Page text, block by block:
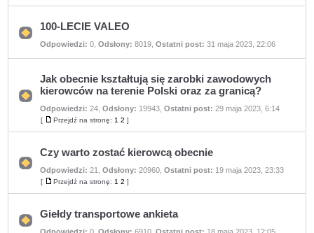
nieprzeczytanych
Nie
nieprzeczytanych
100-LECIE VALEO
Odpowiedzi: 0 ,Odsłony: 8019 ,Ostatni post: 31 maja 2023, 22:06
Nie
ma
nieprzeczytanych
Jak obecnie kształtują się zarobki zawodowych
kierowców na terenie Polski oraz za granicą?
Odpowiedzi: 24 ,Odsłony: 19943 ,Ostatni post: 29 maja 2023, 6:14
[
Przejdź
na
Przejdź na stronę: 1 2 ]
Nie
ma
postów
Czy warto zostać kierowcą obecnie
Odpowiedzi: 21 ,Odsłony: 20960 ,Ostatni post: 19 maja 2023, 23:33
[
Przejdź
na
Przejdź na stronę: 1 2 ]
Nie
Giełdy transportowe ankieta